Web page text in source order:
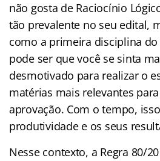
não gosta de Raciocínio
tão prevalente no seu edital,
como a primeira disciplina do
pode ser que você se sinta
desmotivado para realizar o
matérias mais relevantes
aprovação. Com o tempo,
produtividade e os seus
Nesse contexto, a Regra 80/